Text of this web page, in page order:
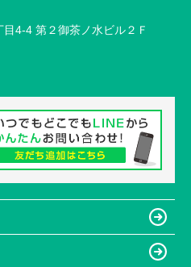
4-4 第２御茶ノ水ビル２Ｆ